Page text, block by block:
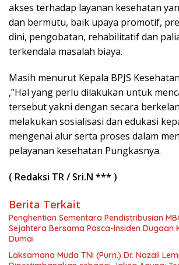
akses terhadap layanan kesehatan
dan bermutu, baik upaya promotif,
dini, pengobatan, rehabilitatif dan
terkendala masalah biaya.
Masih menurut Kepala BPJS
,”Hal yang perlu dilakukan untuk
tersebut yakni dengan secara
melakukan sosialisasi dan edukasi
mengenai alur serta proses dalam
pelayanan kesehatan Pungkasnya.
( Redaksi TR / Sri.N *** )
Berita Terkait
Penghentian Sementara Pendistribusian
Sejahtera Bersama Pasca-Insiden Dugaan
Dumai
Laksamana Muda TNI (Purn.) Dr. Nazali